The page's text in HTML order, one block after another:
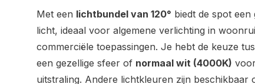
Met een lichtbundel van 120° biedt de spot een
licht, ideaal voor algemene verlichting in
commerciële toepassingen. Je hebt de keuze
een gezellige sfeer of normaal wit (4000K)
uitstraling. Andere lichtkleuren zijn beschikbaar